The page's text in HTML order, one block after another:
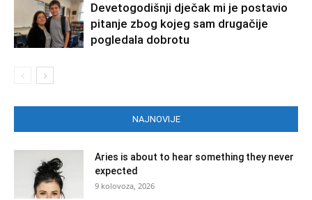
Devetogodišnji dječak mi je postavio
pitanje zbog kojeg sam drugačije
pogledala dobrotu
NAJNOVIJE
Aries is about to hear something they never
expected
9 kolovoza, 2026